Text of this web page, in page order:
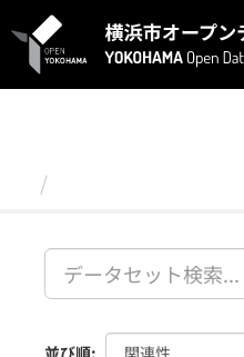
キ
並び順